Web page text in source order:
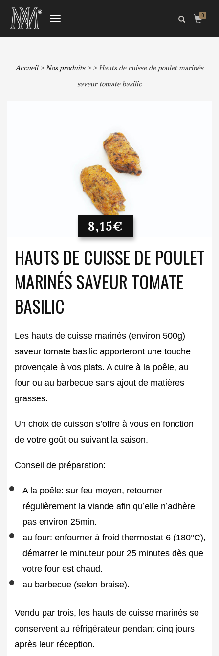
DÉPLIER
0
Accueil>Nos produits>> Hauts de cuisse de poulet marinés
saveur tomate basilic
HAUTS DE CUISSE DE POULET
MARINÉS SAVEUR TOMATE
BASILIC
8,15€
Les hauts de cuisse marinés (environ 500g)
saveur tomate basilic apporteront une touche
provençale à vos plats. A cuire à la poêle, au
four ou au barbecue sans ajout de matières
grasses.
Un choix de cuisson s’offre à vous en fonction
de votre goût ou suivant la saison.
Conseil de préparation:
A la poêle: sur feu moyen, retourner
régulièrement la viande afin qu’elle n’adhère
pas environ 25min.
au four: enfourner à froid thermostat 6 (180°C),
démarrer le minuteur pour 25 minutes dès que
votre four est chaud.
au barbecue (selon braise).
Vendu par trois, les hauts de cuisse marinés se
conservent au réfrigérateur pendant cinq jours
après leur réception.